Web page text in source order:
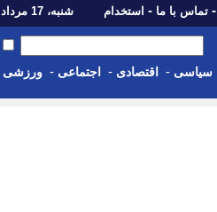
- تماس با ما - استخدام شنبه، 17 مرداد 1405 - Sat, 08th Aug 2026
سیاسی - اقتصادی - اجتماعی - ورزشی